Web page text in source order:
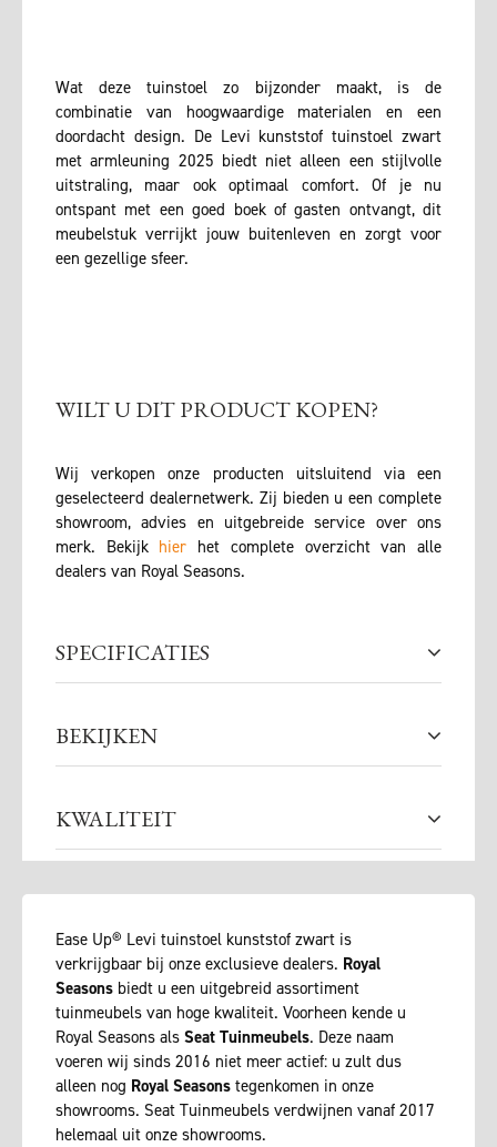
Wat deze tuinstoel zo bijzonder maakt, is de
combinatie van hoogwaardige materialen en een
doordacht design. De Levi kunststof tuinstoel zwart
met armleuning 2025 biedt niet alleen een stijlvolle
uitstraling, maar ook optimaal comfort. Of je nu
ontspant met een goed boek of gasten ontvangt, dit
meubelstuk verrijkt jouw buitenleven en zorgt voor
een gezellige sfeer.
WILT U DIT PRODUCT KOPEN?
Wij verkopen onze producten uitsluitend via een
geselecteerd dealernetwerk. Zij bieden u een complete
showroom, advies en uitgebreide service over ons
merk. Bekijk hier het complete overzicht van alle
dealers van Royal Seasons.
SPECIFICATIES
BEKIJKEN
KWALITEIT
Ease Up® Levi tuinstoel kunststof zwart is
verkrijgbaar bij onze exclusieve dealers. Royal
Seasons biedt u een uitgebreid assortiment
tuinmeubels van hoge kwaliteit. Voorheen kende u
Royal Seasons als Seat Tuinmeubels. Deze naam
voeren wij sinds 2016 niet meer actief: u zult dus
alleen nog Royal Seasons tegenkomen in onze
showrooms. Seat Tuinmeubels verdwijnen vanaf 2017
helemaal uit onze showrooms.